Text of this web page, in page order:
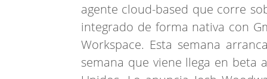
agente cloud-based que corre
integrado de forma nativa con
Workspace. Esta semana
semana que viene llega en beta